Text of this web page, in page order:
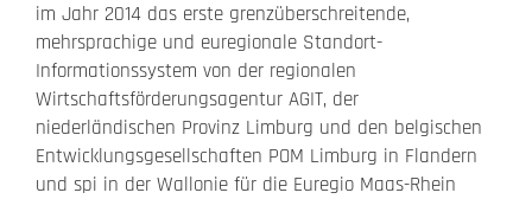
im Jahr 2014 das erste grenzüberschreitende,
mehrsprachige und euregionale Standort-
Informationssystem von der regionalen
Wirtschaftsförderungsagentur AGIT, der
niederländischen Provinz Limburg und den belgischen
Entwicklungsgesellschaften POM Limburg in Flandern
und spi in der Wallonie für die Euregio Maas-Rhein